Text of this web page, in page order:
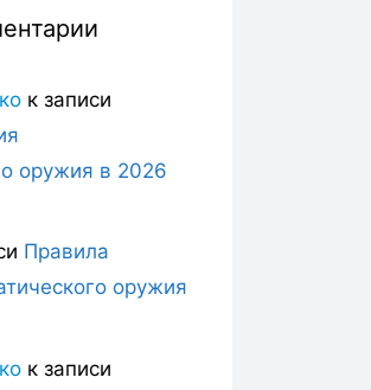
к записи
оружия в 2026
Правила
оружия
к записи